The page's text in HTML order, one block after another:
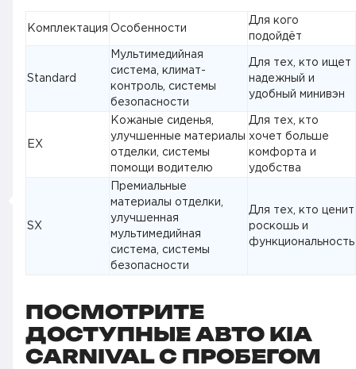
Комплектация Особенности
Для кого
подойдёт
Standard
Мультимедийная
система, климат-
контроль, системы
безопасности
Для тех, кто ищет
надежный и
удобный минивэн
EX
Кожаные сиденья,
улучшенные материалы
отделки, системы
помощи водителю
Для тех, кто
хочет больше
комфорта и
удобства
SX
Премиальные
материалы отделки,
улучшенная
мультимедийная
система, системы
безопасности
Для тех, кто ценит
роскошь и
функциональность
ПОСМОТРИТЕ
ДОСТУПНЫЕ АВТО KIA
CARNIVAL С ПРОБЕГОМ